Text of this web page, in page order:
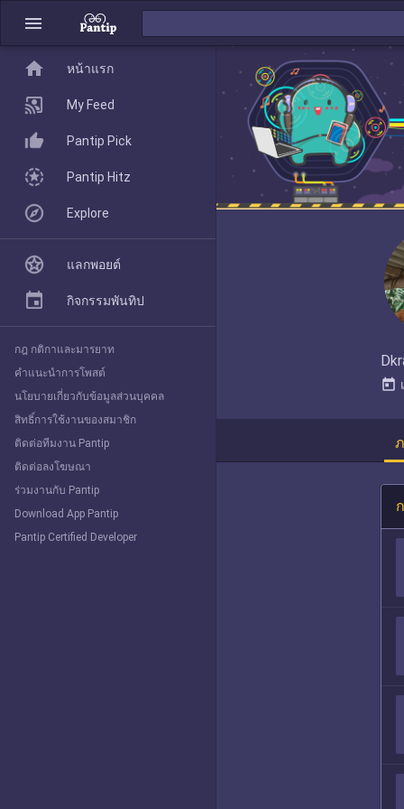
menu
today
home
Pantip Pick
Explore
home หน้าแรก
My Feed
Pantip Pick
Pantip Hitz
Explore
แลกพอยต์
กิจกรรมพันทิป
กฎ กติกาและมารยาท
คำแนะนำการโพสต์
นโยบายเกี่ยวกับข้อมูลส่วนบุคคล
สิทธิ์การใช้งานของสมาชิก
ติดต่อทีมงาน Pantip
ติดต่อลงโฆษณา
ร่วมงานกับ Pantip
Download App Pantip
Pantip Certified Developer